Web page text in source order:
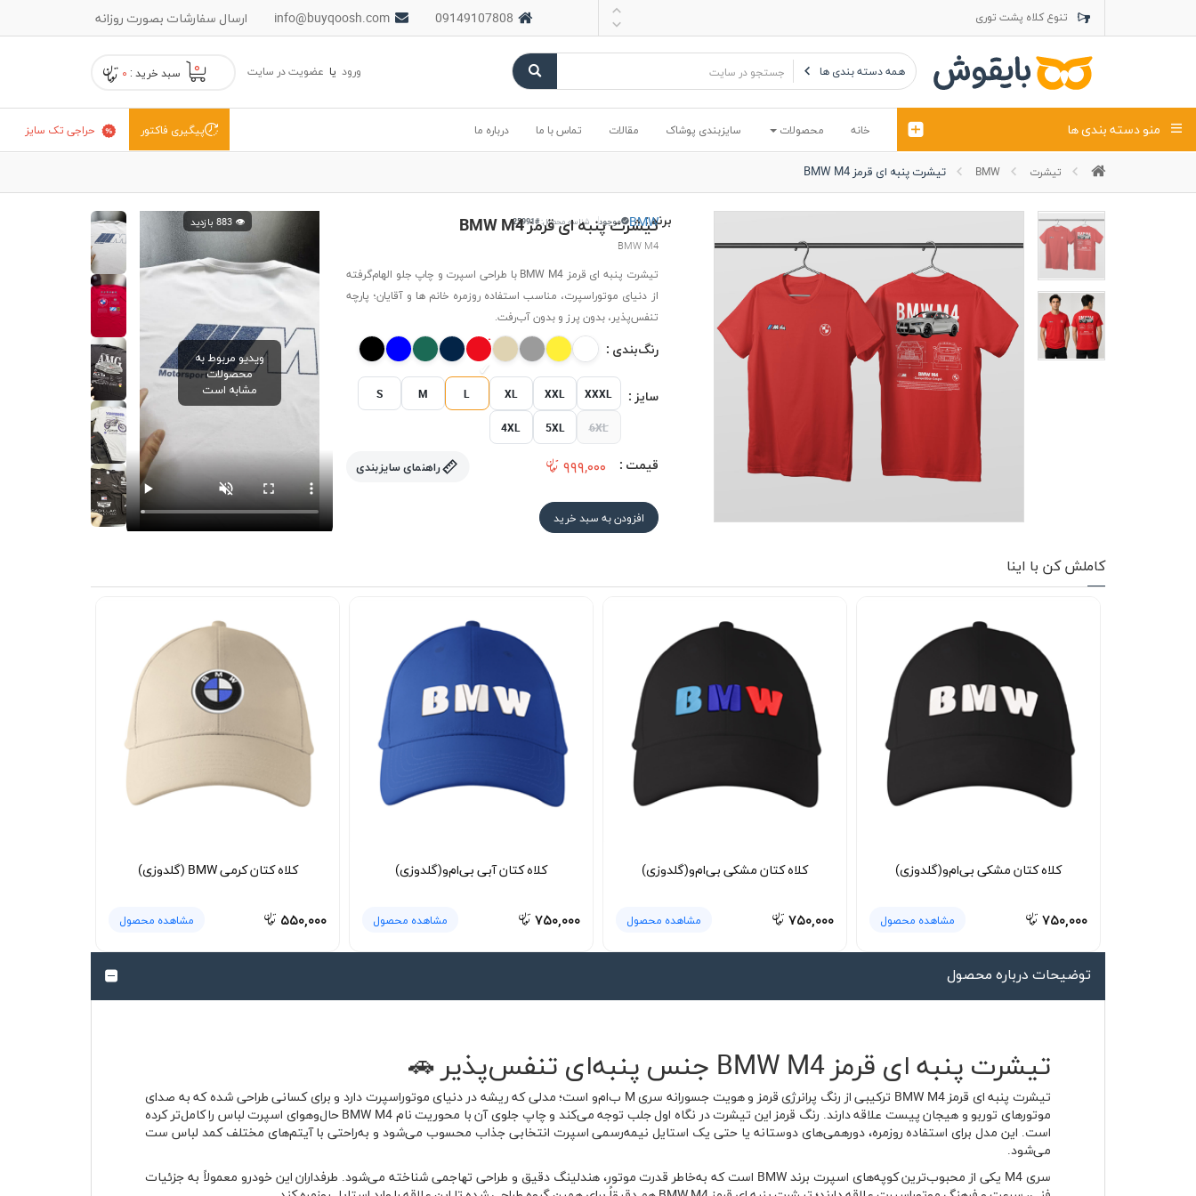
تنوع کلاه پشت توری
تنوع کلاه کتان
تنوع تراول ماک
ارسال سفارشات بصورت روزانه info@buyqoosh.com 09149107808
همه دسته بندی ها ۰ سبد خرید : ۰ ورود یا عضویت در سایت
حراجی تک سایز پیگیری فاکتور خانه محصولات سایزبندی پوشاک مقالات تماس با ما درباره ما منو دسته بندی ها
پولوشرت آستین بلند
گردنی کلاه شو
تیشرت BMW تیشرت پنبه ای قرمز BMW M4
تیشرت پنبه ای قرمز BMW M4
BMW M4
برند :BMW موجود شناسه محصول:#25991
تیشرت پنبه ای قرمز BMW M4 با طراحی اسپرت و چاپ جلو الهام‌گرفته
از دنیای موتوراسپرت، مناسب استفاده روزمره خانم ها و آقایان؛ پارچه
تنفس‌پذیر، بدون پرز و بدون آب‌رفت.
رنگ‌بندی :
سایز : S M L XL XXL XXXL
4XL 5XL 6XL
قیمت : ۹۹۹,۰۰۰ راهنمای سایزبندی
افزودن به سبد خرید
👁️ 883 بازدید
ویدیو مربوط به
محصولات
مشابه است
کاملش کن با اینا
کلاه کتان مشکی بی‌ام‌و(گلدوزی)
۷۵۰,۰۰۰ مشاهده محصول
کلاه کتان مشکی بی‌ام‌و(گلدوزی)
۷۵۰,۰۰۰ مشاهده محصول
کلاه کتان آبی بی‌ام‌و(گلدوزی)
۷۵۰,۰۰۰ مشاهده محصول
کلاه کتان کرمی BMW (گلدوزی)
۵۵۰,۰۰۰ مشاهده محصول
توضیحات درباره محصول
تیشرت پنبه ای قرمز BMW M4 جنس پنبه‌ای تنفس‌پذیر 🚗
تیشرت پنبه ای قرمز BMW M4 ترکیبی از رنگ پرانرژی قرمز و هویت جسورانه سری M ب‌ام‌و است؛ مدلی که ریشه در دنیای موتوراسپرت دارد و برای کسانی طراحی شده که به صدای
موتورهای توربو و هیجان پیست علاقه دارند. رنگ قرمز این تیشرت در نگاه اول جلب توجه می‌کند و چاپ جلوی آن با محوریت نام BMW M4 حال‌وهوای اسپرت لباس را کامل‌تر کرده
است. این مدل برای استفاده روزمره، دورهمی‌های دوستانه یا حتی یک استایل نیمه‌رسمی اسپرت انتخابی جذاب محسوب می‌شود و به‌راحتی با آیتم‌های مختلف کمد لباس ست
می‌شود.
سری M4 یکی از محبوب‌ترین کوپه‌های اسپرت برند BMW است که به‌خاطر قدرت موتور، هندلینگ دقیق و طراحی تهاجمی شناخته می‌شود. طرفداران این خودرو معمولاً به جزئیات